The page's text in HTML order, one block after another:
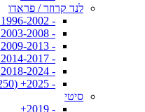
לנד קרוזר / פראדו
- 1996-2002 (J90)
- 2003-2008 (J120)
- 2009-2013 (J150)
- 2014-2017 (J150)
- 2018-2024 (J150)
- 2025+ (J250)
סיטי
- 2019+